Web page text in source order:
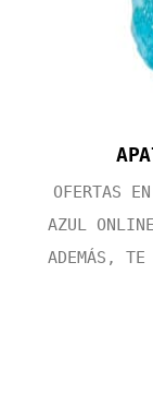
OFERTAS
AZUL
ADEMÁS, TE